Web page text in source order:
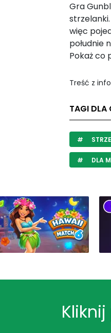
Gra
więc
południe
Pokaż co
Treść z
TAGI DLA
DLA